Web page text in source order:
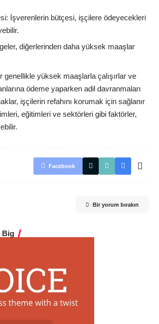
İşverenlerin bütçesi, işçilere ödeyecekleri
diğerlerinden daha yüksek maaşlar
genellikle yüksek maaşlarla çalışırlar ve
ödeme yaparken adil davranmaları
işçilerin refahını korumak için sağlanır
eğitimleri ve sektörleri gibi faktörler,
Facebook
Bir yorum bırakın
Big